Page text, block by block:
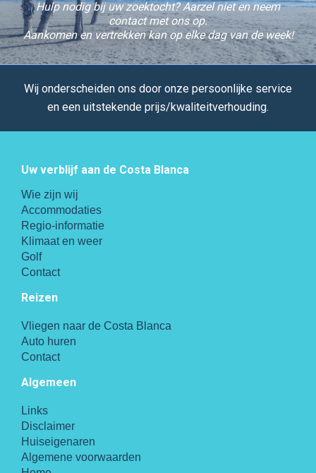
Hulp nodig bij uw zoektocht? Aarzel niet en neem
contact met ons op.
Aankomen en vertrekken kan op elke dag van de week!
Wij onderscheiden ons door onze persoonlijke service
en een uitstekende prijs/kwaliteitverhouding.
Uw verblijf aan de Costa Blanca
Wie zijn wij
Accommodaties
Regio-informatie
Klimaat en weer
Golf
Contact
Reizen
Vliegen naar de Costa Blanca
Auto huren
Contact
Algemeen
Links
Disclaimer
Huiseigenaren
Algemene voorwaarden